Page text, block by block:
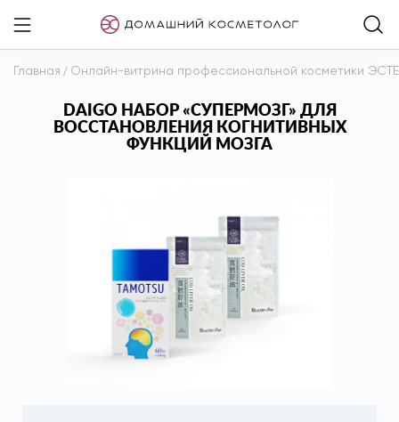
Главная / Онлайн-витрина профессиональной косметики
DAIGO НАБОР «СУПЕРМОЗГ» ДЛЯ
ВОССТАНОВЛЕНИЯ КОГНИТИВНЫХ
ФУНКЦИЙ МОЗГА